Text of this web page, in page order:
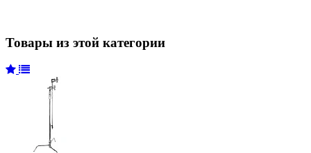
Товары из этой категории